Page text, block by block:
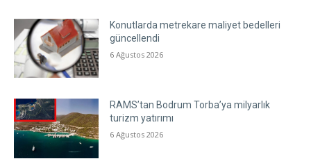
Konutlarda metrekare maliyet bedelleri
güncellendi
6 Ağustos 2026
RAMS’tan Bodrum Torba’ya milyarlık
turizm yatırımı
6 Ağustos 2026